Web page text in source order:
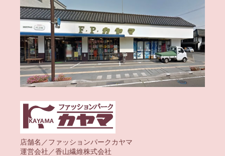
店舗名／ファッションパークカヤマ
運営会社／香山繊維株式会社